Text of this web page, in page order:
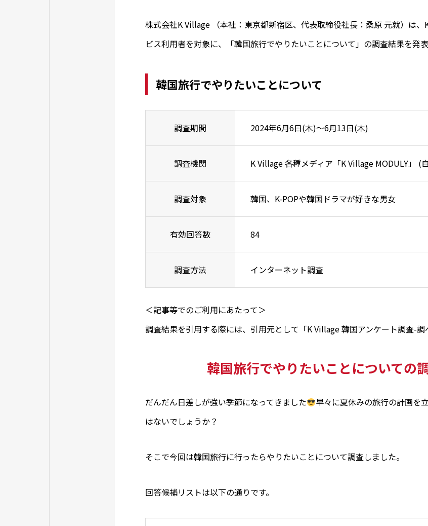
株式会社K Village （本社：東京都新宿区、代表取締役社長：桑原 元就）は
ビス利用者を対象に、「韓国旅行でやりたいことについて」の調査結果を発表
韓国旅行でやりたいことについて
調査期間 2024年6月6日(木)～6月13日(木)
調査機関 K Village 各種メディア「K Village MODULY」 (
調査対象 韓国、K-POPや韓国ドラマが好きな男女
有効回答数 84
調査方法 インターネット調査
＜記事等でのご利用にあたって＞
調査結果を引用する際には、引用元として「K Village 韓国アンケート調査-調
韓国旅行でやりたいことについての
だんだん日差しが強い季節になってきました
早々に夏休みの旅行の計画を
はないでしょうか？
そこで今回は韓国旅行に行ったらやりたいことについて調査しました。
回答候補リストは以下の通りです。